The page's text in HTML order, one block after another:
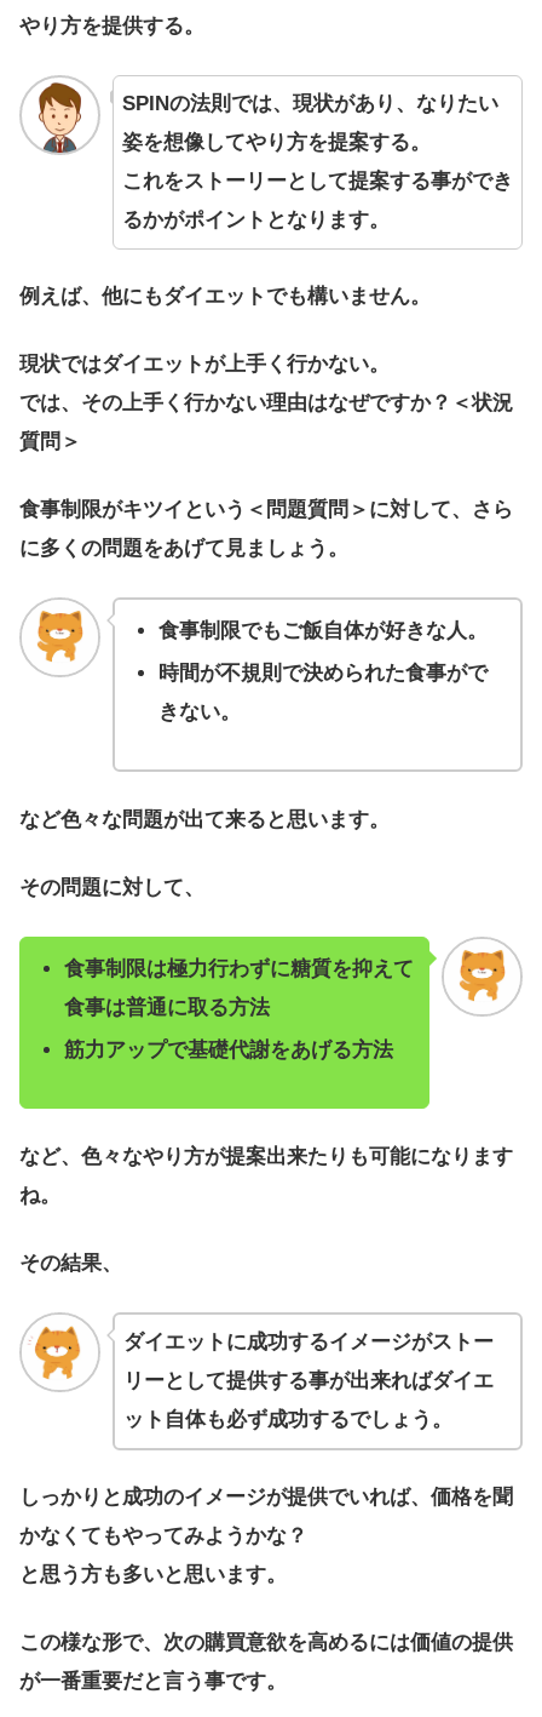
やり方を提供する。
SPINの法則では、現状があり、なりたい
姿を想像してやり方を提案する。
これをストーリーとして提案する事ができ
るかがポイントとなります。
例えば、他にもダイエットでも構いません。
現状ではダイエットが上手く行かない。
では、その上手く行かない理由はなぜですか？＜状況
質問＞
食事制限がキツイという＜問題質問＞に対して、さら
に多くの問題をあげて見ましょう。
食事制限でもご飯自体が好きな人。
時間が不規則で決められた食事がで
きない。
など色々な問題が出て来ると思います。
その問題に対して、
食事制限は極力行わずに糖質を抑えて
食事は普通に取る方法
筋力アップで基礎代謝をあげる方法
など、色々なやり方が提案出来たりも可能になります
ね。
その結果、
ダイエットに成功するイメージがストー
リーとして提供する事が出来ればダイエ
ット自体も必ず成功するでしょう。
しっかりと成功のイメージが提供でいれば、価格を聞
かなくてもやってみようかな？
と思う方も多いと思います。
この様な形で、次の購買意欲を高めるには価値の提供
が一番重要だと言う事です。